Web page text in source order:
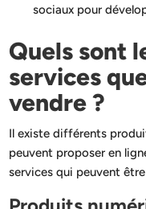
sociaux pour
Quels sont
services
vendre ?
Il existe différents
peuvent proposer en
services qui peuvent